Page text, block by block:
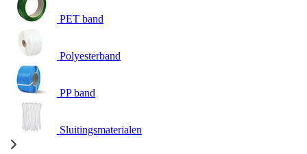
PET band
Polyesterband
PP band
Sluitingsmaterialen